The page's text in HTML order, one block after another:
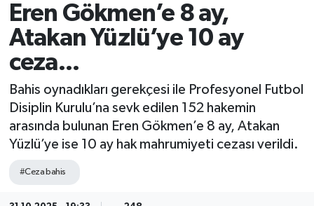
Eren Gökmen’e 8 ay,
Atakan Yüzlü’ye 10 ay
ceza...
Bahis oynadıkları gerekçesi ile Profesyonel Futbol
Disiplin Kurulu’na sevk edilen 152 hakemin
arasında bulunan Eren Gökmen’e 8 ay, Atakan
Yüzlü’ye ise 10 ay hak mahrumiyeti cezası verildi.
#Ceza bahis
Siyaset
Eğitim
Ekonomi